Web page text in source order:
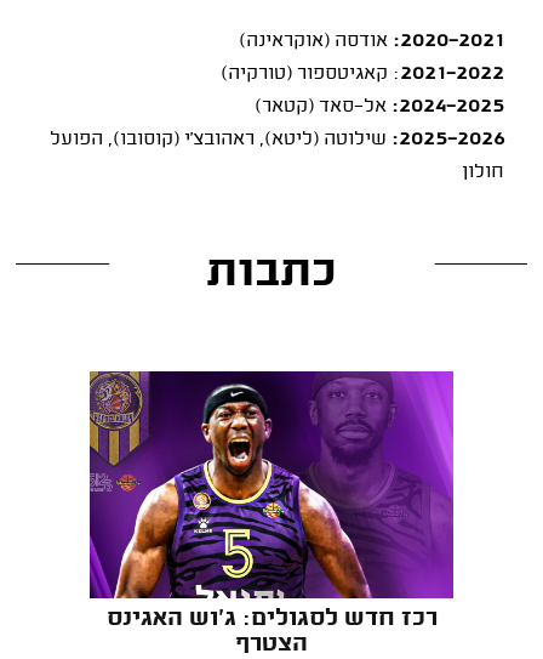
2020-2021:
אודסה (אוקראינה)
2021-2022: קאגיטספור (טורקיה)
2024-2025:
אל-סאד (קטאר)
2025-2026:
שילוטה (ליטא), ראהובצ'י (קוסובו), הפועל
חולון
כתבות
רכז חדש לסגולים: ג'וש האגינס
הצטרף